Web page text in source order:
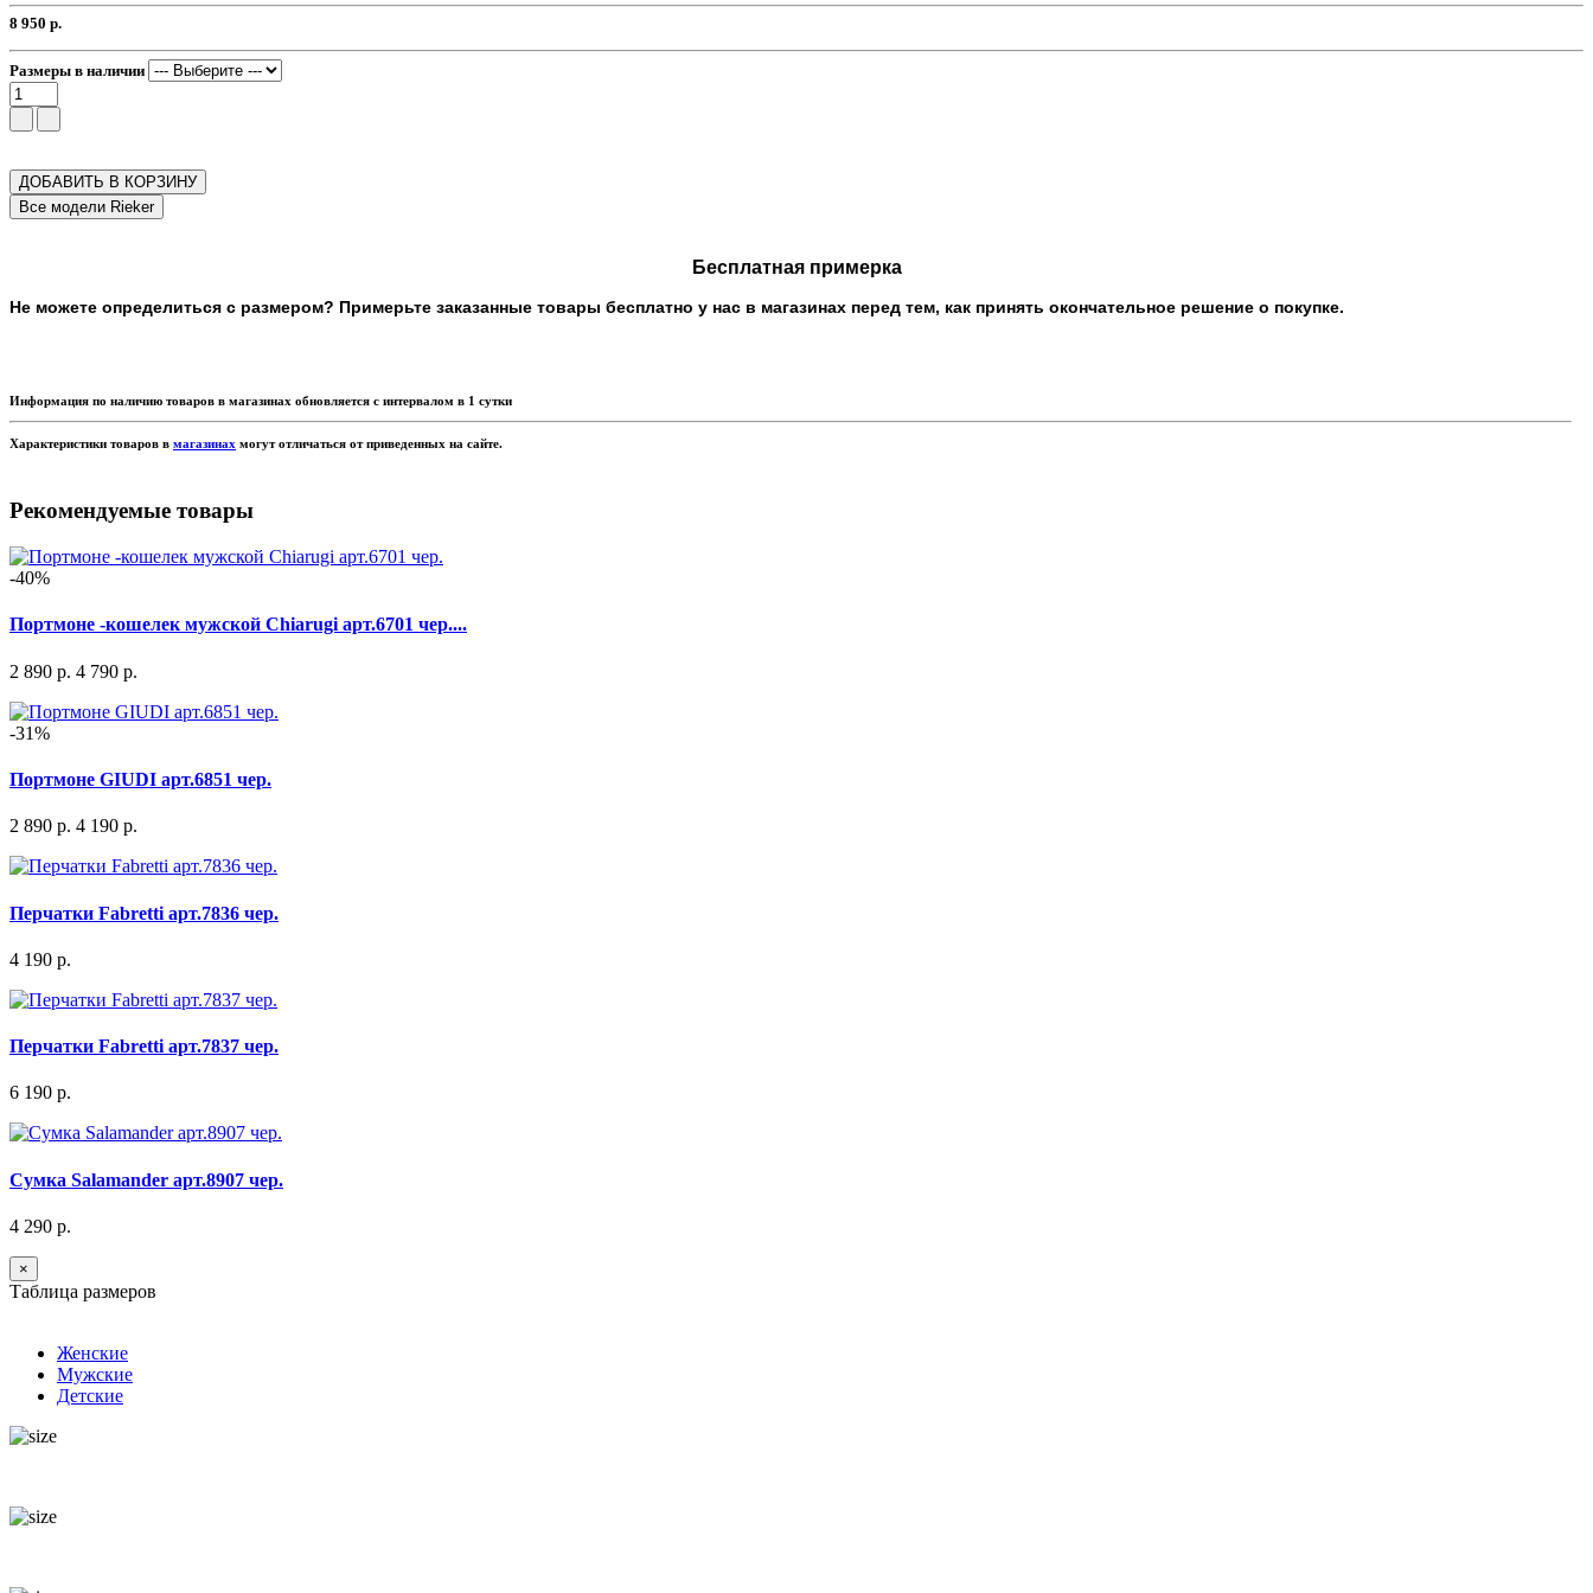
8 950 р.
Размеры в наличии
ДОБАВИТЬ В КОРЗИНУ
Бесплатная примерка
Не можете определиться с размером? Примерьте заказанные товары бесплатно у нас в магазинах перед тем, как принять окончательное решение о покупке.
Информация по наличию товаров в магазинах обновляется с интервалом в 1 сутки
Характеристики товаров в магазинах могут отличаться от приведенных на сайте.
Рекомендуемые товары
-40%
Портмоне -кошелек мужской Chiarugi арт.6701 чер....
2 890 р. 4 790 р.
-31%
Портмоне GIUDI арт.6851 чер.
2 890 р. 4 190 р.
Перчатки Fabretti арт.7836 чер.
4 190 р.
Перчатки Fabretti арт.7837 чер.
6 190 р.
Сумка Salamander арт.8907 чер.
4 290 р.
×
Таблица размеров
Женские
Мужские
Детские